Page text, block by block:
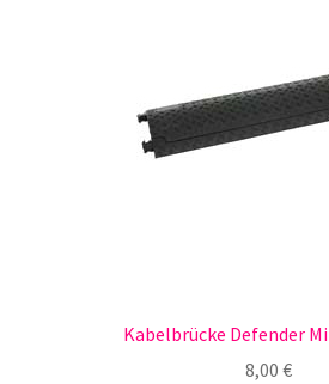
Kabelbrücke Defender
8,00 €